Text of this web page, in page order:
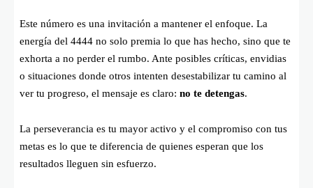
Este número es una invitación a mantener el enfoque. La
energía del 4444 no solo premia lo que has hecho, sino que te
exhorta a no perder el rumbo. Ante posibles críticas, envidias
o situaciones donde otros intenten desestabilizar tu camino al
ver tu progreso, el mensaje es claro: no te detengas.
La perseverancia es tu mayor activo y el compromiso con tus
metas es lo que te diferencia de quienes esperan que los
resultados lleguen sin esfuerzo.